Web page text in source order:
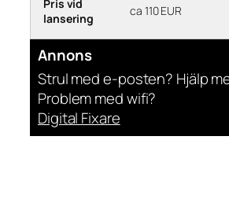
Pris vid
lansering
ca 110 EUR
Annons
Strul med e-posten? Hjälp
Problem med wifi?
Digital Fixare